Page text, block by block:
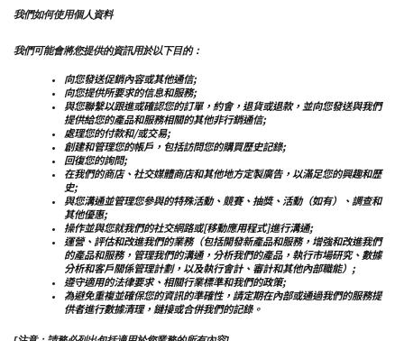
我們如何使用個人資料
我們可能會將您提供的資訊用於以下目的：
向您發送促銷內容或其他通信;
向您提供所要求的信息和服務;
與您聯繫以跟進或確認您的訂單，約會，退貨或退款，並向您發送與我們
提供給您的產品和服務相關的其他非行銷通信;
處理您的付款和/或交易;
創建和管理您的帳戶，包括訪問您的購買歷史記錄;
回復您的詢問;
在我們的商店、社交媒體商店和其他地方定製廣告，以滿足您的興趣和歷
史;
與您溝通並管理您參與的特殊活動、競賽、抽獎、活動（如有）、調查和
其他優惠;
操作並與您就我們的社交網路或[移動應用程式]進行溝通;
運營、評估和改進我們的業務（包括開發新產品和服務，增強和改進我們
的產品和服務，管理我們的溝通，分析我們的產品，執行市場研究、數據
分析和客戶關係管理計劃，以及執行會計、審計和其他內部職能）;
遵守適用的法律要求、相關行業標準和我們的政策;
為避免重複並確保您的資訊的準確性，請定期在內部或通過我們的服務提
供者進行數據清理，鏈接或合併我們的記錄。